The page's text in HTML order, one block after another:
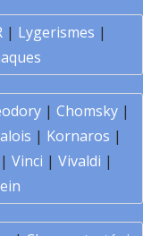
| Lygerismes |
| Chomsky|
| Kornaros |
| Vinci | Vivaldi |